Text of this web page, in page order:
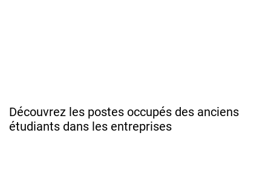
Découvrez les postes occupés des anciens
étudiants dans les entreprises